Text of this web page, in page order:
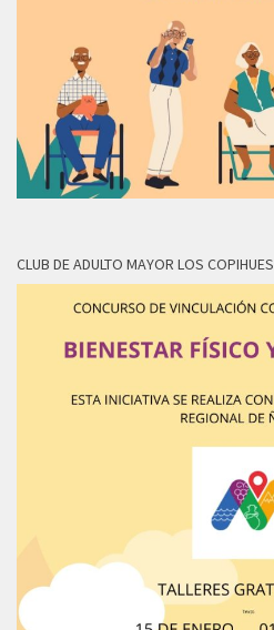
CLUB DE ADULTO MAYOR LOS COPIHUES